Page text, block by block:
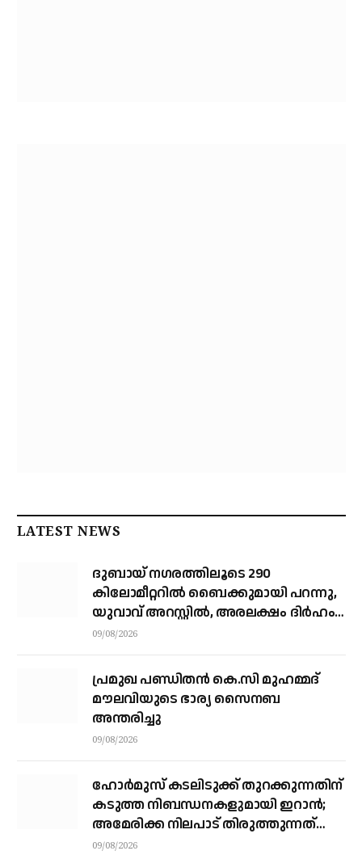
LATEST NEWS
ദുബായ് ന​ഗരത്തിലൂടെ 290
കിലോമീറ്ററില്‍ ബൈക്കുമായി പറന്നു,
യുവാവ് അറസ്റ്റിൽ, അരലക്ഷം ദിർഹം
പിഴ
09/08/2026
പ്രമുഖ പണ്ഡിതൻ കെ.സി മുഹമ്മദ്
മൗലവിയുടെ ഭാര്യ സൈനബ
അന്തരിച്ചു
09/08/2026
ഹോര്‍മുസ് കടലിടുക്ക് തുറക്കുന്നതിന്
കടുത്ത നിബന്ധനകളുമായി ഇറാന്‍;
അമേരിക്ക നിലപാട് തിരുത്തുന്നത്
വരെ തുറക്കില്ലെന്ന് കൗണ്‍സില്‍
09/08/2026